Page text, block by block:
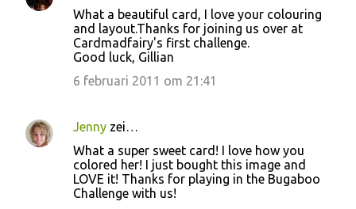
What a beautiful card, I love your colouring
and layout.Thanks for joining us over at
Cardmadfairy's first challenge.
Good luck, Gillian
6 februari 2011 om 21:41
Jenny zei…
What a super sweet card! I love how you
colored her! I just bought this image and
LOVE it! Thanks for playing in the Bugaboo
Challenge with us!